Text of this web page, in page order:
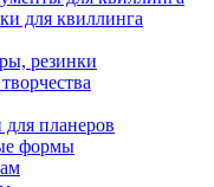
для квиллинга
резинки
для планеров
формы